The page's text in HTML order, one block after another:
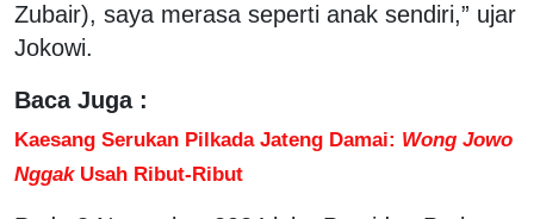
Zubair), saya merasa seperti anak sendiri,” ujar
Jokowi.
Baca Juga :
Kaesang Serukan Pilkada Jateng Damai: Wong Jowo
NggakUsah Ribut-Ribut